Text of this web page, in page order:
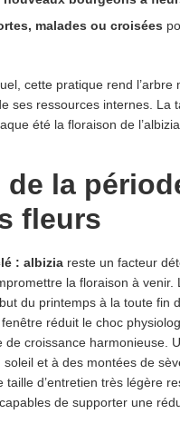
malades ou croisées
cette pratique rend
ses ressources internes. La
été la floraison de
la
fleurs
: albizia reste un facteur
la floraison à venir.
du printemps à la toute fin
réduit le choc
de croissance harmonieuse.
et à des montées de
taille d’entretien très légère
de supporter une